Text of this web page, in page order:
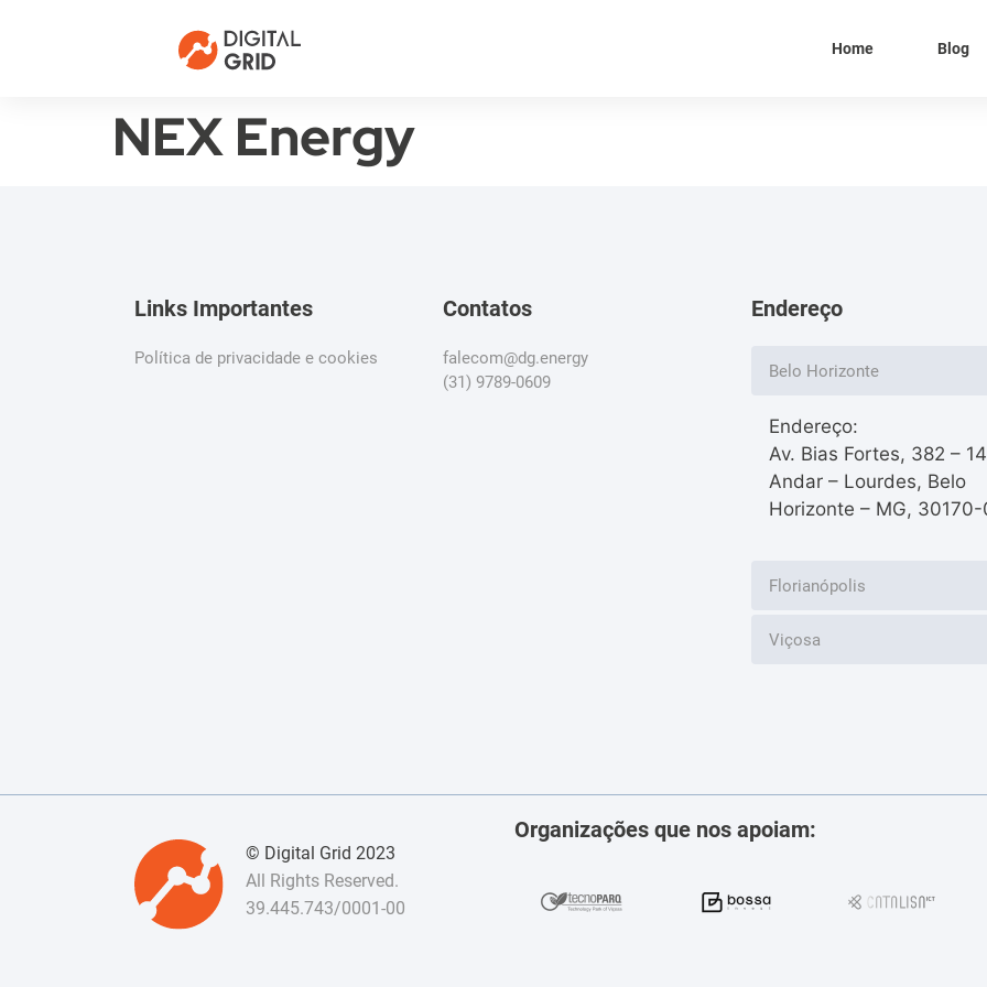
Home Blog
NEX Energy
Links Importantes
Política de privacidade e cookies
Contatos
falecom@dg.energy
(31) 9789-0609
Endereço
Belo Horizonte
Endereço:
Av. Bias Fortes, 382 –
Andar – Lourdes, Belo
Horizonte – MG, 30170-
Florianópolis
Viçosa
© Digital Grid 2023
All Rights Reserved.
39.445.743/0001-00
Organizações que nos apoiam: